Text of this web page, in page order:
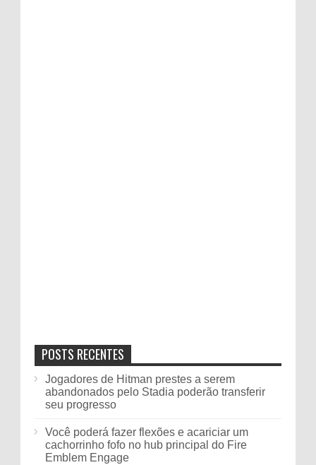
POSTS RECENTES
Jogadores de Hitman prestes a serem
abandonados pelo Stadia poderão transferir
seu progresso
Você poderá fazer flexões e acariciar um
cachorrinho fofo no hub principal do Fire
Emblem Engage